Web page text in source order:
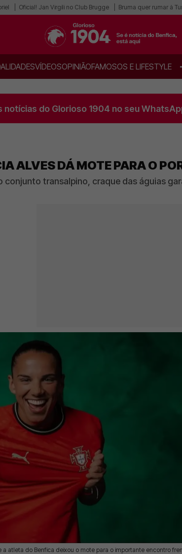
Oficial! Jan Virgili no Club Brugge Bruma quer rumar à
VÍDEOSOPINIÃOFAMOSOS E LIFESTYLE
notícias do Glorioso 1904 no seu
ALVES DÁ MOTE PARA O
transalpino, craque das águias
atleta do Benfica deixou o mote para o importante encontro